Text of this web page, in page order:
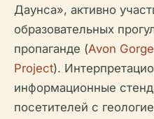
Даунса», активно
образовательных
пропаганде (Avon
Project).
информационные
посетителей с